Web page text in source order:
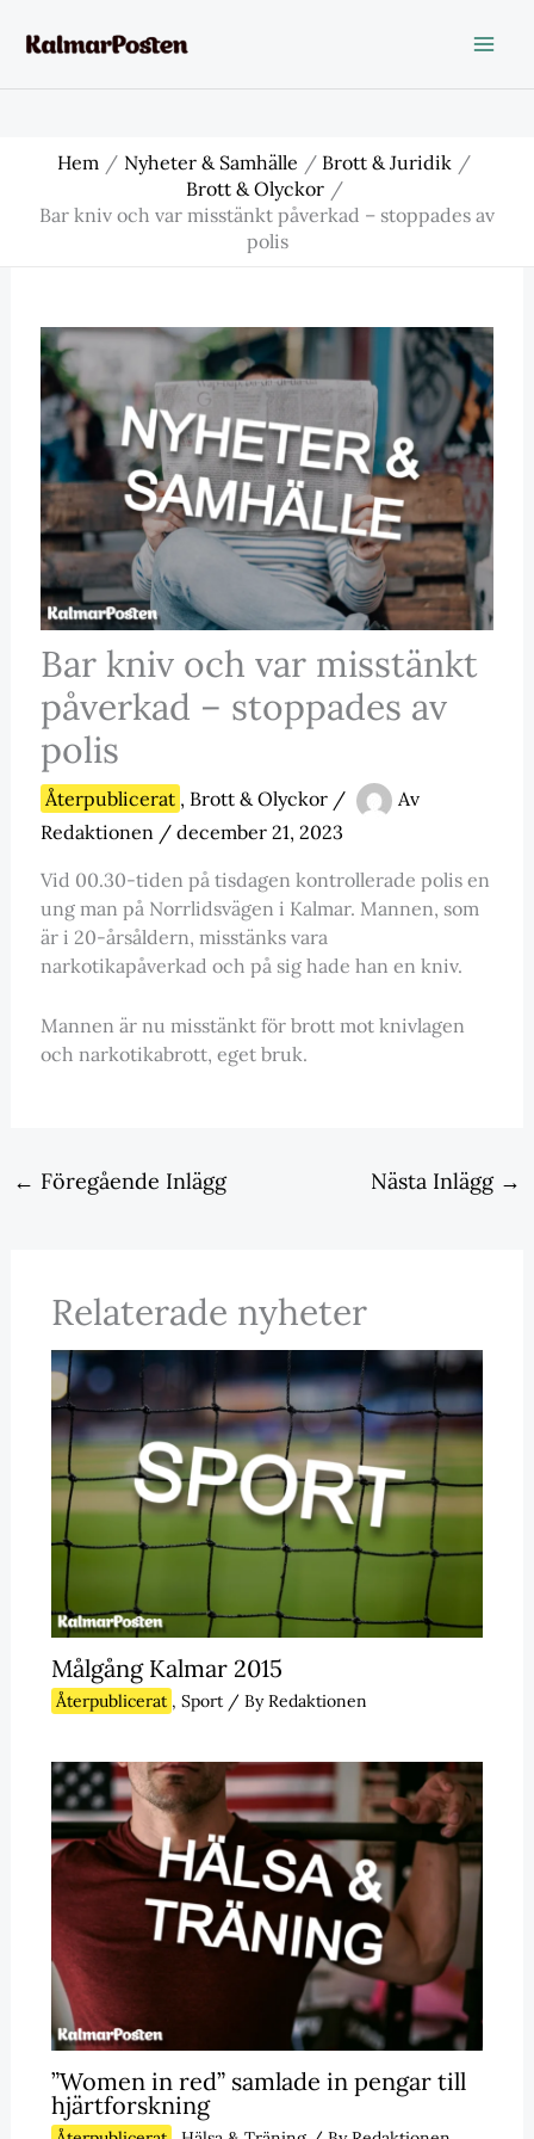
Hem Nyheter & Samhälle
Brott & Juridik
Brott & Olyckor
Bar kniv och var misstänkt påverkad – stoppades av
polis
Bar kniv och var misstänkt
påverkad – stoppades av
polis
Återpublicerat , Brott & Olyckor/
Av
Redaktionen / december 21, 2023
Vid 00.30-tiden på tisdagen kontrollerade polis en
ung man på Norrlidsvägen i Kalmar. Mannen, som
är i 20-årsåldern, misstänks vara
narkotikapåverkad och på sig hade han en kniv.
Mannen är nu misstänkt för brott mot knivlagen
och narkotikabrott, eget bruk.
← Föregående Inlägg Nästa Inlägg →
Relaterade nyheter
Målgång Kalmar 2015
Återpublicerat , Sport/ ByRedaktionen
”Women in red” samlade in pengar till
hjärtforskning